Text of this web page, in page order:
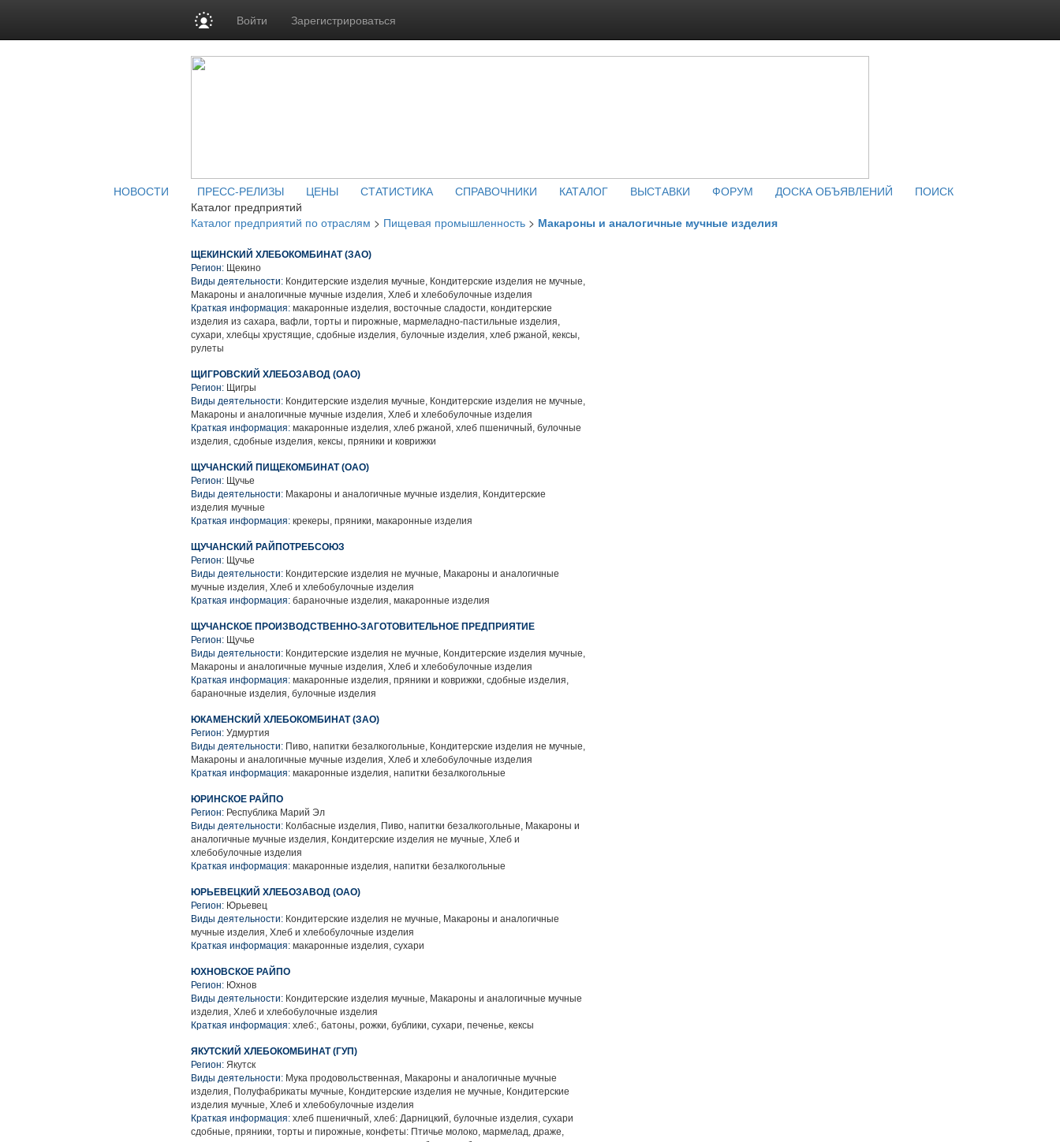
Войти Зарегистрироваться
НОВОСТИ ПРЕСС-РЕЛИЗЫ ЦЕНЫ СТАТИСТИКА СПРАВОЧНИКИ КАТАЛОГ ВЫСТАВКИ ФОРУМ ДОСКА ОБЪЯВЛЕНИЙ
ПОИСК
Каталог предприятий
Каталог предприятий по отраслям > Пищевая промышленность > Макароны и аналогичные мучные изделия
ЩЕКИНСКИЙ ХЛЕБОКОМБИНАТ (ЗАО)
Регион: Щекино
Виды деятельности: Кондитерские изделия мучные, Кондитерские изделия не мучные,
Макароны и аналогичные мучные изделия, Хлеб и хлебобулочные изделия
Краткая информация: макаронные изделия, восточные сладости, кондитерские
изделия из сахара, вафли, торты и пирожные, мармеладно-пастильные изделия,
сухари, хлебцы хрустящие, сдобные изделия, булочные изделия, хлеб ржаной, кексы,
рулеты
ЩИГРОВСКИЙ ХЛЕБОЗАВОД (ОАО)
Регион: Щигры
Виды деятельности: Кондитерские изделия мучные, Кондитерские изделия не мучные,
Макароны и аналогичные мучные изделия, Хлеб и хлебобулочные изделия
Краткая информация: макаронные изделия, хлеб ржаной, хлеб пшеничный, булочные
изделия, сдобные изделия, кексы, пряники и коврижки
ЩУЧАНСКИЙ ПИЩЕКОМБИНАТ (ОАО)
Регион: Щучье
Виды деятельности: Макароны и аналогичные мучные изделия, Кондитерские
изделия мучные
Краткая информация: крекеры, пряники, макаронные изделия
ЩУЧАНСКИЙ РАЙПОТРЕБСОЮЗ
Регион: Щучье
Виды деятельности: Кондитерские изделия не мучные, Макароны и аналогичные
мучные изделия, Хлеб и хлебобулочные изделия
Краткая информация: бараночные изделия, макаронные изделия
ЩУЧАНСКОЕ ПРОИЗВОДСТВЕННО-ЗАГОТОВИТЕЛЬНОЕ ПРЕДПРИЯТИЕ
Регион: Щучье
Виды деятельности: Кондитерские изделия не мучные, Кондитерские изделия мучные,
Макароны и аналогичные мучные изделия, Хлеб и хлебобулочные изделия
Краткая информация: макаронные изделия, пряники и коврижки, сдобные изделия,
бараночные изделия, булочные изделия
ЮКАМЕНСКИЙ ХЛЕБОКОМБИНАТ (ЗАО)
Регион: Удмуртия
Виды деятельности: Пиво, напитки безалкогольные, Кондитерские изделия не мучные,
Макароны и аналогичные мучные изделия, Хлеб и хлебобулочные изделия
Краткая информация: макаронные изделия, напитки безалкогольные
ЮРИНСКОЕ РАЙПО
Регион: Республика Марий Эл
Виды деятельности: Колбасные изделия, Пиво, напитки безалкогольные, Макароны и
аналогичные мучные изделия, Кондитерские изделия не мучные, Хлеб и
хлебобулочные изделия
Краткая информация: макаронные изделия, напитки безалкогольные
ЮРЬЕВЕЦКИЙ ХЛЕБОЗАВОД (ОАО)
Регион: Юрьевец
Виды деятельности: Кондитерские изделия не мучные, Макароны и аналогичные
мучные изделия, Хлеб и хлебобулочные изделия
Краткая информация: макаронные изделия, сухари
ЮХНОВСКОЕ РАЙПО
Регион: Юхнов
Виды деятельности: Кондитерские изделия мучные, Макароны и аналогичные мучные
изделия, Хлеб и хлебобулочные изделия
Краткая информация: хлеб:, батоны, рожки, бублики, сухари, печенье, кексы
ЯКУТСКИЙ ХЛЕБОКОМБИНАТ (ГУП)
Регион: Якутск
Виды деятельности: Мука продовольственная, Макароны и аналогичные мучные
изделия, Полуфабрикаты мучные, Кондитерские изделия не мучные, Кондитерские
изделия мучные, Хлеб и хлебобулочные изделия
Краткая информация: хлеб пшеничный, хлеб: Дарницкий, булочные изделия, сухари
сдобные, пряники, торты и пирожные, конфеты: Птичье молоко, мармелад, драже,